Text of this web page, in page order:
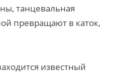
танцевальная
превращают в каток,
известный